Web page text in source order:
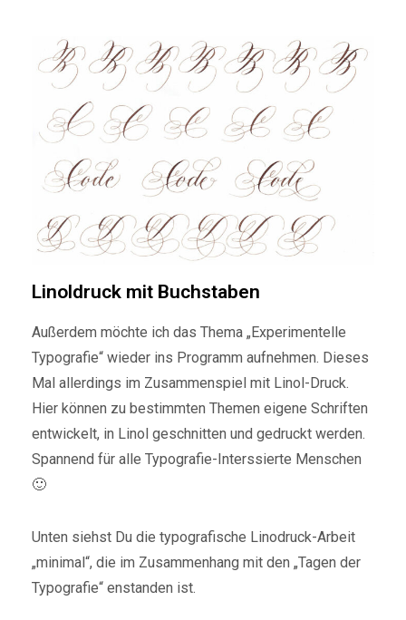
Linoldruck mit Buchstaben
Außerdem möchte ich das Thema „Experimentelle
Typografie“ wieder ins Programm aufnehmen. Dieses
Mal allerdings im Zusammenspiel mit Linol-Druck.
Hier können zu bestimmten Themen eigene Schriften
entwickelt, in Linol geschnitten und gedruckt werden.
Spannend für alle Typografie-Interssierte Menschen
🙂
Unten siehst Du die typografische Linodruck-Arbeit
„minimal“, die im Zusammenhang mit den „Tagen der
Typografie“ enstanden ist.